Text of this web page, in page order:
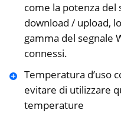
come la potenza del
download / upload,
gamma del segnale
connessi.
Temperatura d’uso
evitare di utilizzare
temperature